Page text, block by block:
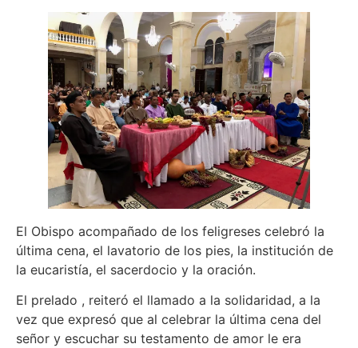
El Obispo acompañado de los feligreses celebró la
última cena, el lavatorio de los pies, la institución de
la eucaristía, el sacerdocio y la oración.
El prelado , reiteró el llamado a la solidaridad, a la
vez que expresó que al celebrar la última cena del
señor y escuchar su testamento de amor le era